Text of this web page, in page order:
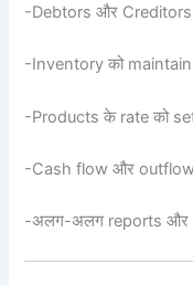
-Debtors और Creditors
-Inventory को
-Products के rate को set
-Cash flow और
-अलग-अलग reports और